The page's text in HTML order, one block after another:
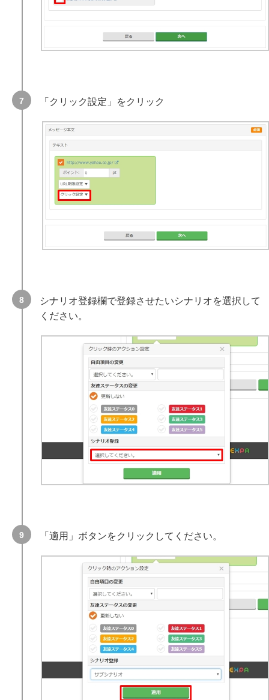
「クリック設定」をクリック
シナリオ登録欄で登録させたいシナリオを選択して
ください。
「適用」ボタンをクリックしてください。